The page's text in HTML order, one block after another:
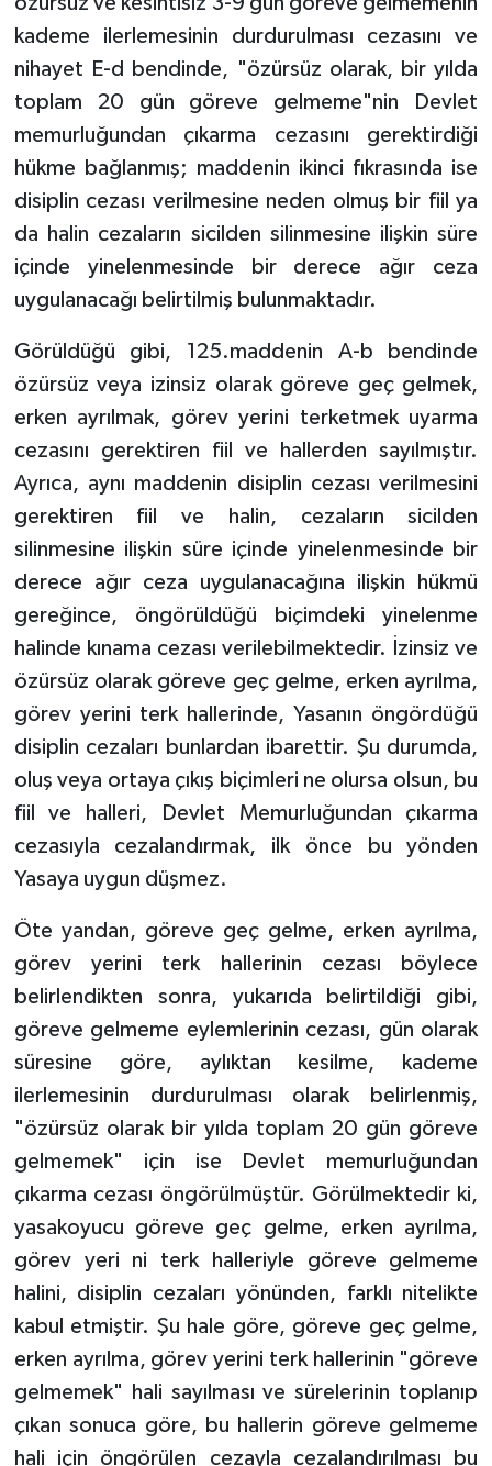
kademe ilerlemesinin durdurulması cezasını ve
nihayet E-d bendinde, "özürsüz olarak, bir yılda
toplam 20 gün göreve gelmeme"nin Devlet
memurluğundan çıkarma cezasını gerektirdiği
hükme bağlanmış; maddenin ikinci fıkrasında ise
disiplin cezası verilmesine neden olmuş bir fiil ya
da halin cezaların sicilden silinmesine ilişkin süre
içinde yinelenmesinde bir derece ağır ceza
uygulanacağı belirtilmiş bulunmaktadır.
Görüldüğü gibi, 125.maddenin A-b bendinde
özürsüz veya izinsiz olarak göreve geç gelmek,
erken ayrılmak, görev yerini terketmek uyarma
cezasını gerektiren fiil ve hallerden sayılmıştır.
Ayrıca, aynı maddenin disiplin cezası verilmesini
gerektiren fiil ve halin, cezaların sicilden
silinmesine ilişkin süre içinde yinelenmesinde bir
derece ağır ceza uygulanacağına ilişkin hükmü
gereğince, öngörüldüğü biçimdeki yinelenme
halinde kınama cezası verilebilmektedir. İzinsiz ve
özürsüz olarak göreve geç gelme, erken ayrılma,
görev yerini terk hallerinde, Yasanın öngördüğü
disiplin cezaları bunlardan ibarettir. Şu durumda,
oluş veya ortaya çıkış biçimleri ne olursa olsun, bu
fiil ve halleri, Devlet Memurluğundan çıkarma
cezasıyla cezalandırmak, ilk önce bu yönden
Yasaya uygun düşmez.
Öte yandan, göreve geç gelme, erken ayrılma,
görev yerini terk hallerinin cezası böylece
belirlendikten sonra, yukarıda belirtildiği gibi,
göreve gelmeme eylemlerinin cezası, gün olarak
süresine göre, aylıktan kesilme, kademe
ilerlemesinin durdurulması olarak belirlenmiş,
"özürsüz olarak bir yılda toplam 20 gün göreve
gelmemek" için ise Devlet memurluğundan
çıkarma cezası öngörülmüştür. Görülmektedir ki,
yasakoyucu göreve geç gelme, erken ayrılma,
görev yeri ni terk halleriyle göreve gelmeme
halini, disiplin cezaları yönünden, farklı nitelikte
kabul etmiştir. Şu hale göre, göreve geç gelme,
erken ayrılma, görev yerini terk hallerinin "göreve
gelmemek" hali sayılması ve sürelerinin toplanıp
çıkan sonuca göre, bu hallerin göreve gelmeme
hali için öngörülen cezayla cezalandırılması bu